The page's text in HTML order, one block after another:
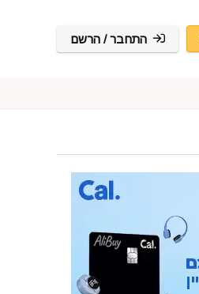
התחבר / הרשם